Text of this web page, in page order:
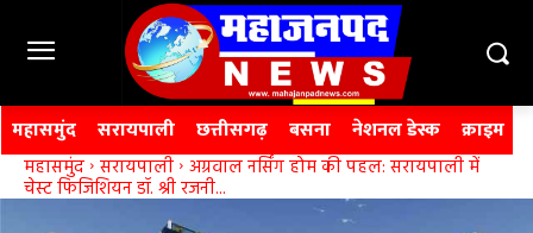
महासमुंद सरायपाली छत्तीसगढ़ बसना नेशनल डेस्क क्राइम
महासमुंद सरायपाली अग्रवाल नर्सिंग होम की पहल: सरायपाली में
चेस्ट फिजिशियन डॉ. श्री रजनी...